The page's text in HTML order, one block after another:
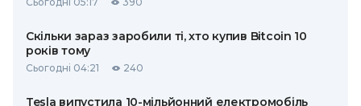
Скільки зараз заробили ті, хто купив Bitcoin 10
років тому
Сьогодні 04:21 240
Tesla випустила 10-мільйонний електромобіль